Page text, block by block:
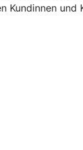
und